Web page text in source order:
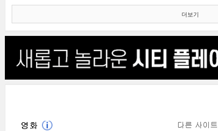
더보기